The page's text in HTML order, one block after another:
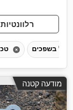
רלוונטיות
מודעה קטנה